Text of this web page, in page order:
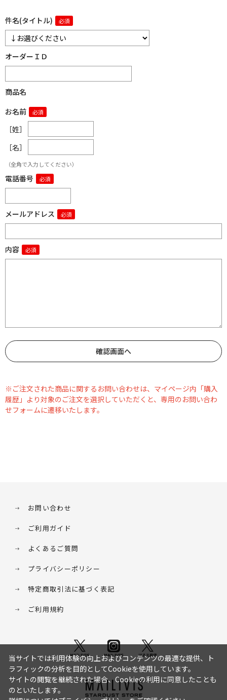
件名(タイトル)
オーダーＩＤ
商品名
お名前
［姓］
［名］
（全角で入力してください）
電話番号
メールアドレス
内容
※ご注文された商品に関するお問い合わせは、マイページ内「購入
履歴」より対象のご注文を選択していただくと、専用のお問い合わ
せフォームに遷移いたします。
お問い合わせ
ご利用ガイド
よくあるご質問
プライバシーポリシー
特定商取引法に基づく表記
ご利用規約
当サイトでは利用体験の向上およびコンテンツの最適な提供、ト
ラフィックの分析を目的としてCookieを使用しています。
サイトの閲覧を継続された場合、Cookieの利用に同意したことも
のといたします。